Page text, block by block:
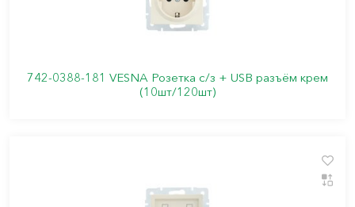
742-0388-181 VESNA Розетка с/з + USB разъём крем
(10шт/120шт)